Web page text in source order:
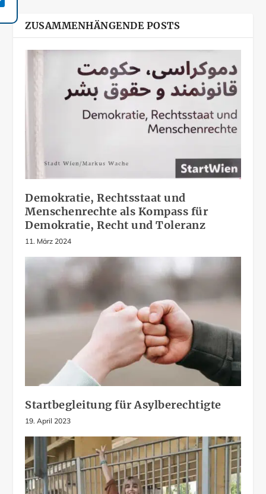
ZUSAMMENHÄNGENDE POSTS
Demokratie, Rechtsstaat und
Menschenrechte als Kompass für
Demokratie, Recht und Toleranz
11. März 2024
Startbegleitung für Asylberechtigte
19. April 2023